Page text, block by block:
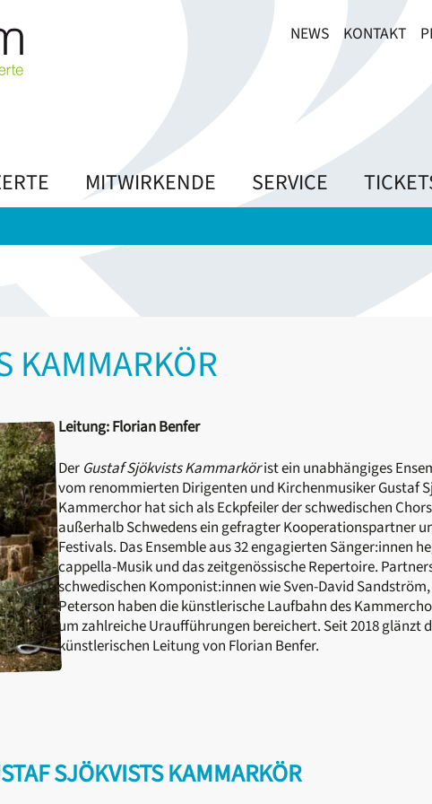
NEWS KONTAKT
MITWIRKENDE SERVICE
KAMMARKÖR
Leitung: Florian Benfer
Der Gustaf Sjökvists Kammarkörist ein unabhängiges
vom renommierten Dirigenten und Kirchenmusiker Gustaf
Kammerchor hat sich als Eckpfeiler der schwedischen
außerhalb Schwedens ein gefragter Kooperationspartner
Festivals. Das Ensemble aus 32 engagierten Sänger:innen
cappella-Musik und das zeitgenössische Repertoire.
schwedischen Komponist:innen wie Sven-David
Peterson haben die künstlerische Laufbahn des
um zahlreiche Uraufführungen bereichert. Seit 2018 glänzt
künstlerischen Leitung von Florian Benfer.
SJÖKVISTS KAMMARKÖR